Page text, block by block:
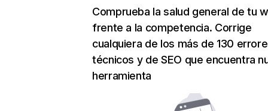
Comprueba la salud general de tu
frente a la competencia. Corrige
cualquiera de los más de 130
técnicos y de SEO que encuentra
herramienta